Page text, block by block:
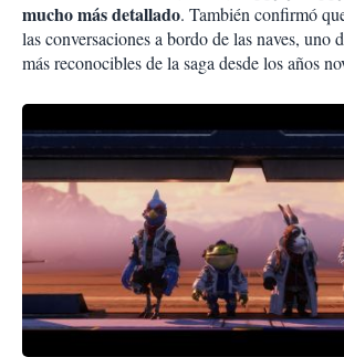
mucho más detallado. También confirmó
las conversaciones a bordo de las naves, uno
más reconocibles de la saga desde los años